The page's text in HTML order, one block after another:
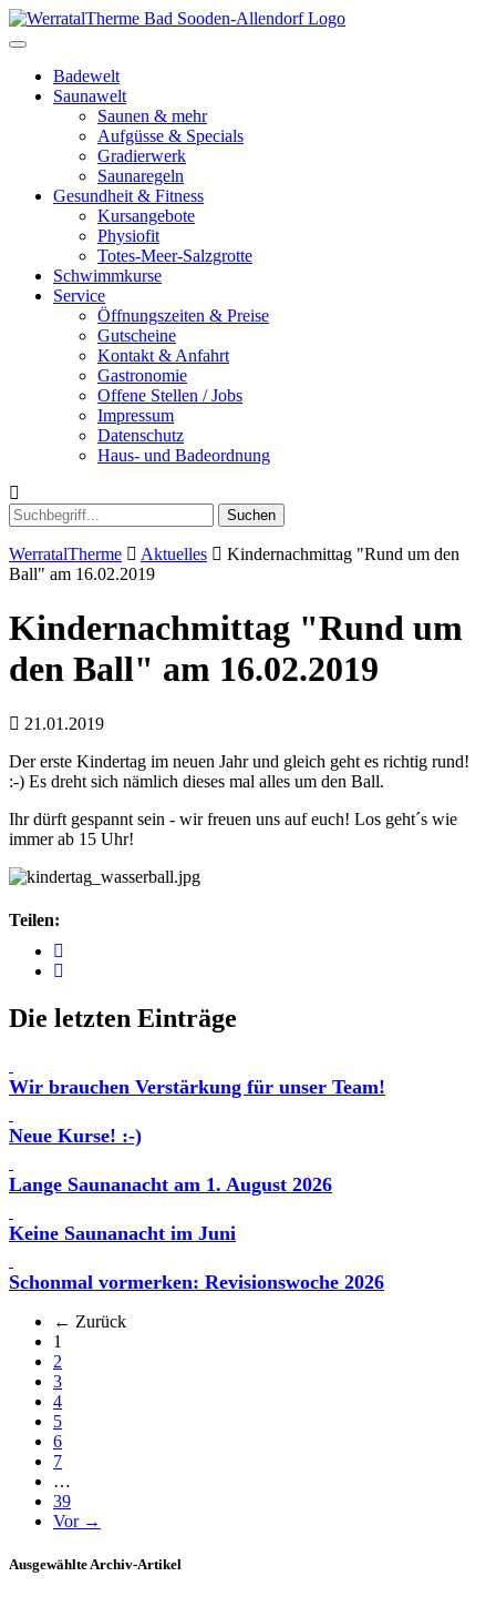
Toggle
navigationBadewelt
Saunawelt
Saunen & mehr
Aufgüsse & Specials
Gradierwerk
Saunaregeln
Gesundheit & Fitness
Kursangebote
Physiofit
Totes-Meer-Salzgrotte
Schwimmkurse
Service
Öffnungszeiten & Preise
Gutscheine
Kontakt & Anfahrt
Gastronomie
Offene Stellen / Jobs
Impressum
Datenschutz
Haus- und Badeordnung
Suchen
WerratalTherme Aktuelles
Kindernachmittag "Rund um den
Ball" am 16.02.2019
Kindernachmittag "Rund um
den Ball" am 16.02.2019
21.01.2019
Der erste Kindertag im neuen Jahr und gleich geht es richtig rund!
:-) Es dreht sich nämlich dieses mal alles um den Ball.
Ihr dürft gespannt sein - wir freuen uns auf euch! Los geht´s wie
immer ab 15 Uhr!
Teilen:
Die letzten Einträge
Wir brauchen Verstärkung für unser Team!
Neue Kurse! :-)
Lange Saunanacht am 1. August 2026
Keine Saunanacht im Juni
Schonmal vormerken: Revisionswoche 2026
← Zurück
1
2
3
4
5
6
7
…
39
Vor →
Ausgewählte Archiv-Artikel